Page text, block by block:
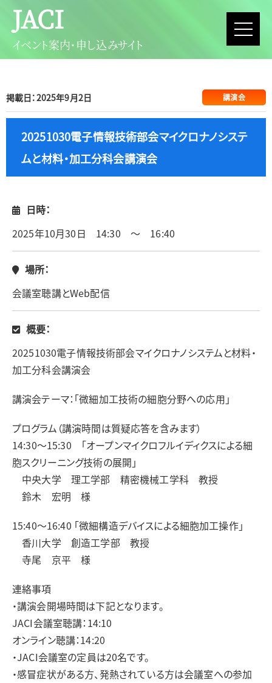
JACI
イベント案内・申し込みサイト
掲載日：2025年9月2日 講演会
20251030電子情報技術部会マイクロナノシステ
ムと材料・加工分科会講演会
日時：
2025年10月30日 14:30 ～ 16:40
場所：
会議室聴講とWeb配信
概要：
20251030電子情報技術部会マイクロナノシステムと材料・
加工分科会講演会
講演会テーマ：「微細加工技術の細胞分野への応用」
プログラム（講演時間は質疑応答を含みます）
14:30～15:30 「オープンマイクロフルイディクスによる細
胞スクリーニング技術の展開」
中央大学 理工学部 精密機械工学科 教授
鈴木 宏明 様
15:40～16:40 「微細構造デバイスによる細胞加工操作」
香川大学 創造工学部 教授
寺尾 京平 様
連絡事項
・講演会開場時間は下記となります。
JACI会議室聴講：14:10
オンライン聴講：14:20
・JACI会議室の定員は20名です。
・感冒症状がある方、発熱されている方は会議室への参加